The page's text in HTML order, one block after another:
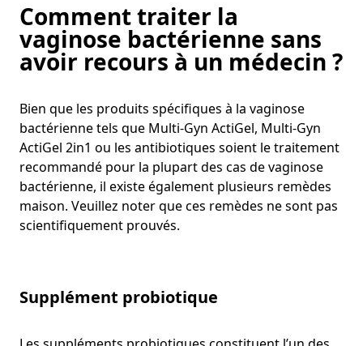
Comment traiter la
vaginose bactérienne sans
avoir recours à un médecin ?
Bien que les produits spécifiques à la vaginose
bactérienne tels que Multi-Gyn ActiGel, Multi-Gyn
ActiGel 2in1 ou les antibiotiques soient le traitement
recommandé pour la plupart des cas de vaginose
bactérienne, il existe également plusieurs remèdes
maison. Veuillez noter que ces remèdes ne sont pas
scientifiquement prouvés.
Supplément probiotique